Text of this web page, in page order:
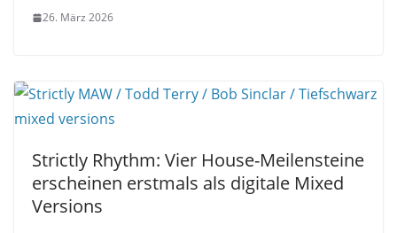
26. März 2026
Strictly Rhythm: Vier House-Meilensteine
erscheinen erstmals als digitale Mixed
Versions